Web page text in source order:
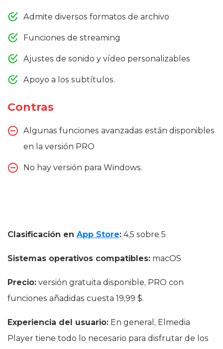
Admite diversos formatos de archivo
Funciones de streaming
Ajustes de sonido y vídeo personalizables
Apoyo a los subtítulos.
Contras
Algunas funciones avanzadas están disponibles
en la versión PRO
No hay versión para Windows.
Clasificación en App Store: 4,5 sobre 5
Sistemas operativos compatibles: macOS
Precio: versión gratuita disponible, PRO con
funciones añadidas cuesta 19,99 $.
Experiencia del usuario: En general, Elmedia
Player tiene todo lo necesario para disfrutar de los